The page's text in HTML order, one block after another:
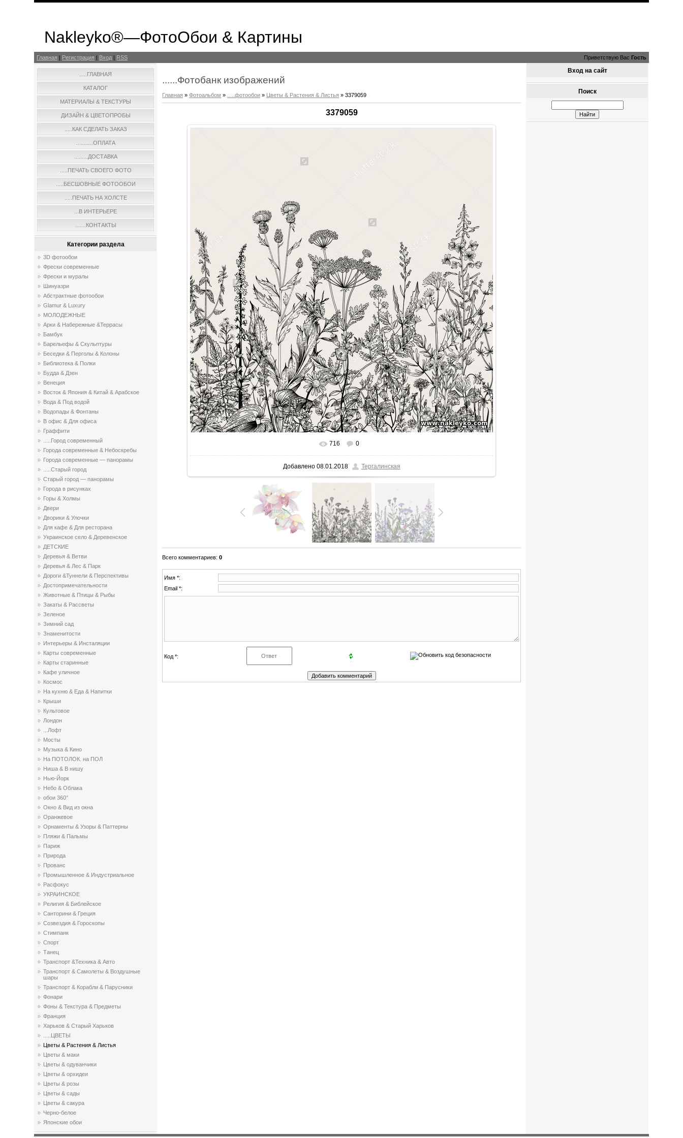
Nakleyko®—ФотоОбои & Картины
Главная | Регистрация | Вход | RSS Приветствую Вас Гость
.....ГЛАВНАЯ
КАТАЛОГ
МАТЕРИАЛЫ & ТЕКСТУРЫ
ДИЗАЙН & ЦВЕТОПРОБЫ
.....КАК СДЕЛАТЬ ЗАКАЗ
...........ОПЛАТА
.........ДОСТАВКА
.....ПЕЧАТЬ СВОЕГО ФОТО
.....БЕСШОВНЫЕ ФОТООБОИ
.....ПЕЧАТЬ НА ХОЛСТЕ
...В ИНТЕРЬЕРЕ
.......КОНТАКТЫ
Категории раздела
3D фотообои
Фрески современные
Фрески и муралы
Шинуазри
Абстрактные фотообои
Glamur & Luxury
МОЛОДЕЖНЫЕ
Арки & Набережные &Террасы
Бамбук
Барельефы & Скульптуры
Беседки & Перголы & Колоны
Библиотека & Полки
Будда & Дзен
Венеция
Восток & Япония & Китай & Арабское
Вода & Под водой
Водопады & Фонтаны
В офис & Для офиса
Граффити
.....Город современный
Города современные & Небоскребы
Города современные — панорамы
.....Старый город
Старый город — панорамы
Города в рисунках
Горы & Холмы
Двери
Дворики & Улочки
Для кафе & Для ресторана
Украинское село & Деревенское
ДЕТСКИЕ
Деревья & Ветви
Деревья & Лес & Парк
Дороги &Туннели & Перспективы
Достопримечательности
Животные & Птицы & Рыбы
Закаты & Рассветы
Зеленое
Зимний сад
Знаменитости
Интерьеры & Инсталяции
Карты современные
Карты старинные
Кафе уличное
Космос
На кухню & Еда & Напитки
Крыши
Культовое
Лондон
...Лофт
Мосты
Музыка & Кино
На ПОТОЛОК. на ПОЛ
Ниша & В нишу
Нью-Йорк
Небо & Облака
обои 360°
Окно & Вид из окна
Оранжевое
Орнаменты & Узоры & Паттерны
Пляжи & Пальмы
Париж
Природа
Прованс
Промышленное & Индустриальное
Расфокус
УКРАИНСКОЕ
Религия & Библейское
Санторини & Греция
Созвездия & Гороскопы
Стимпанк
Спорт
Танец
Транспорт &Техника & Авто
Транспорт & Самолеты & Воздушные
шары
Транспорт & Корабли & Парусники
Фонари
Фоны & Текстура & Предметы
Франция
Харьков & Старый Харьков
.....ЦВЕТЫ
Цветы & Растения & Листья
Цветы & маки
Цветы & одуванчики
Цветы & орхидеи
Цветы & розы
Цветы & сады
Цветы & сакура
Черно-белое
Японские обои
......Фотобанк изображений
Главная »Фотоальбом » .....фотообои » Цветы & Растения & Листья » 3379059
3379059
716 0
Добавлено08.01.2018 Тергалинская
Всего комментариев:0
Имя *:
Email *:
Код *:
Вход на сайт
Поиск